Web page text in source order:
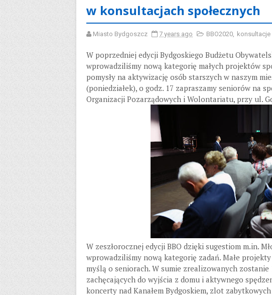
w konsultacjach społecznych
Miasto Bydgoszcz 7 years ago BBO2020, konsultacje
W poprzedniej edycji Bydgoskiego Budżetu
wprowadziliśmy nową kategorię małych projektów
pomysły na aktywizację osób starszych w naszym
(poniedziałek), o godz. 17 zapraszamy seniorów na
Organizacji Pozarządowych i Wolontariatu, przy ul.
W zeszłorocznej edycji BBO dzięki sugestiom m.in.
wprowadziliśmy nową kategorię zadań. Małe
myślą o seniorach. W sumie zrealizowanych
zachęcających do wyjścia z domu i aktywnego
koncerty nad Kanałem Bydgoskiem, zlot